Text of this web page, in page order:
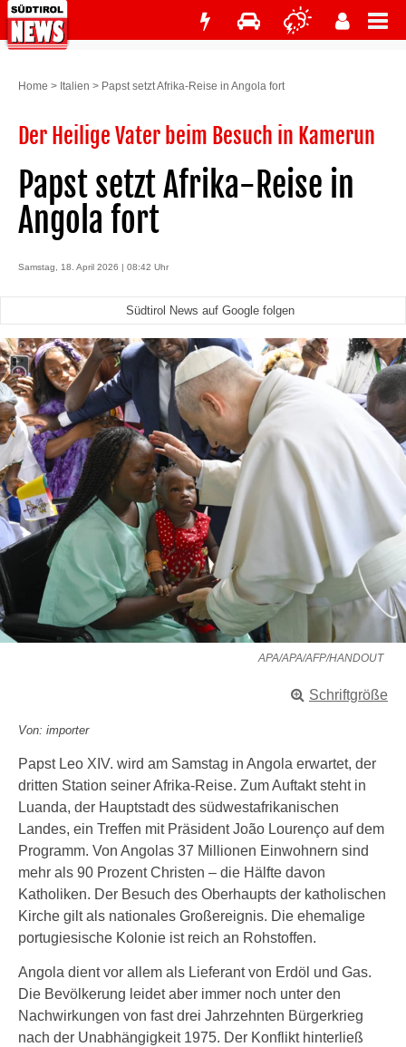
Home > Italien > Papst setzt Afrika-Reise in Angola fort
Der Heilige Vater beim Besuch in Kamerun
Papst setzt Afrika-Reise in
Angola fort
Samstag, 18. April 2026 | 08:42 Uhr
Südtirol News auf Google folgen
APA/APA/AFP/HANDOUT
Schriftgröße
Von: importer
Papst Leo XIV. wird am Samstag in Angola erwartet, der
dritten Station seiner Afrika-Reise. Zum Auftakt steht in
Luanda, der Hauptstadt des südwestafrikanischen
Landes, ein Treffen mit Präsident João Lourenço auf dem
Programm. Von Angolas 37 Millionen Einwohnern sind
mehr als 90 Prozent Christen – die Hälfte davon
Katholiken. Der Besuch des Oberhaupts der katholischen
Kirche gilt als nationales Großereignis. Die ehemalige
portugiesische Kolonie ist reich an Rohstoffen.
Angola dient vor allem als Lieferant von Erdöl und Gas.
Die Bevölkerung leidet aber immer noch unter den
Nachwirkungen von fast drei Jahrzehnten Bürgerkrieg
nach der Unabhängigkeit 1975. Der Konflikt hinterließ